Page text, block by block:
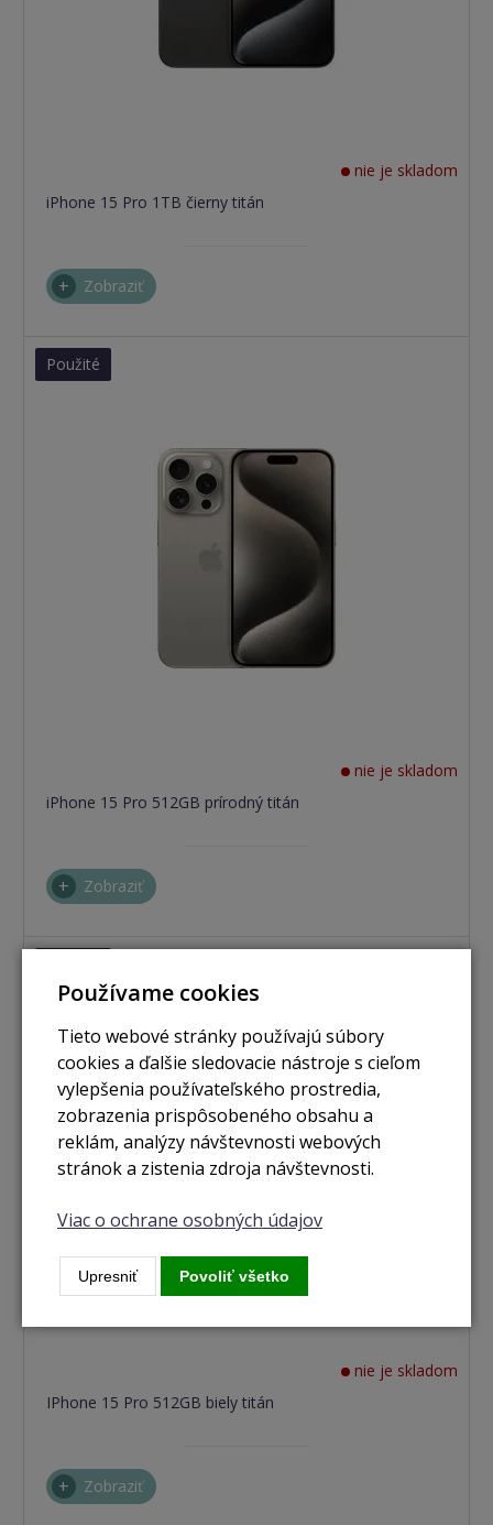
nie je skladom
iPhone 15 Pro 1TB čierny titán
Zobraziť
Použité
nie je skladom
iPhone 15 Pro 512GB prírodný titán
Zobraziť
nie je skladom
IPhone 15 Pro 512GB biely titán
Zobraziť
Používame cookies
Tieto webové stránky používajú súbory
cookies a ďalšie sledovacie nástroje s cieľom
vylepšenia používateľského prostredia,
zobrazenia prispôsobeného obsahu a
reklám, analýzy návštevnosti webových
stránok a zistenia zdroja návštevnosti.
Viac o ochrane osobných údajov
Upresniť Povoliť všetko